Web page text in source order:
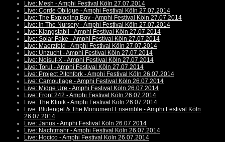
Live: Mesh - Amphi Festival Köln 27.07.2014
Live: Corde Oblique - Amphi Festival Köln 27.07.2014
Live: The Exploding Boy - Amphi Festival Köln 27.07.2014
Live: In The Nursery - Amphi Festival Köln 27.07.2014
Live: Klangstabil - Amphi Festival Köln 27.07.2014
Live: Solar Fake - Amphi Festival Köln 27.07.2014
Live: Maerzfeld - Amphi Festival Köln 27.07.2014
Live: Unzucht - Amphi Festival Köln 27.07.2014
Live: Noisuf-X - Amphi Festival Köln 27.07.2014
Live: Torul - Amphi Festival Köln 27.07.2014
Live: Project Pitchfork - Amphi Festival Köln 26.07.2014
Live: Camouflage - Amphi Festival Köln 26.07.2014
Live: Midge Ure - Amphi Festival Köln 26.07.2014
Live: Front 242 - Amphi Festival Köln 26.07.2014
Live: The Klinik - Amphi Festival Köln 26.07.2014
Live: Blutengel & The Monument Ensemble - Amphi Festival Köln
26.07.2014
Live: Janus - Amphi Festival Köln 26.07.2014
Live: Nachtmahr - Amphi Festival Köln 26.07.2014
Live: Hocico - Amphi Festival Köln 26.07.2014